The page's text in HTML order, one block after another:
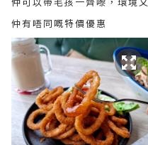
仲有唔同嘅特價優惠